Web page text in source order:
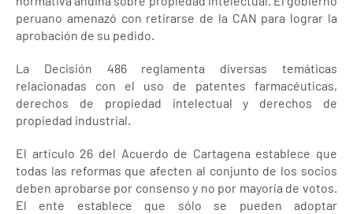
peruano amenazó con retirarse de la CAN para lograr la
aprobación de su pedido.
La Decisión 486 reglamenta diversas temáticas
relacionadas con el uso de patentes farmacéuticas,
derechos de propiedad intelectual y derechos de
propiedad industrial.
El artículo 26 del Acuerdo de Cartagena establece que
todas las reformas que afecten al conjunto de los socios
deben aprobarse por consenso y no por mayoría de votos.
El ente establece que sólo se pueden adoptar